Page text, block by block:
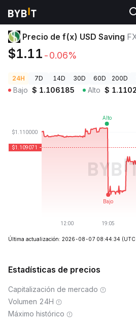
Precios de Criptomonedas Precio de
Precio de f(x) USD Saving
$1.11 -0.06%
24H 7D 14D 30D 60D 200D
Bajo $ 1.106185 Alto $
Última actualización: 2026-08-07 08:44:34
Estadísticas de precios
Capitalización de mercado
Volumen 24H
Máximo histórico